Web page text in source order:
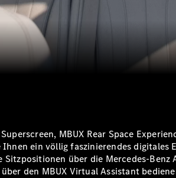
MBUX Rear Space
ein völlig faszinierendes
Sitzpositionen über die Mercedes-
den MBUX Virtual Assistant